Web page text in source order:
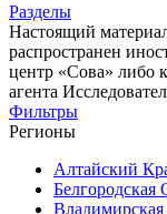
Разделы
Настоящий
распространен
центр «Сова» либо
агента
Фильтры
Регионы
Алтайский
Белгородская